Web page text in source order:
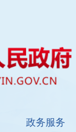
政务服务